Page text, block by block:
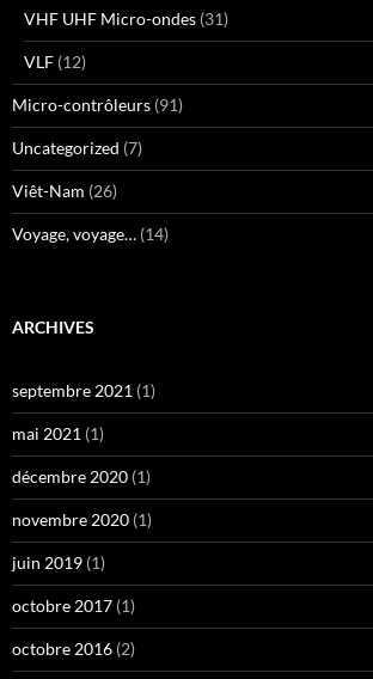
VHF UHF Micro-ondes (31)
VLF (12)
Micro-contrôleurs (91)
Uncategorized (7)
Viêt-Nam (26)
Voyage, voyage… (14)
ARCHIVES
septembre 2021 (1)
mai 2021 (1)
décembre 2020 (1)
novembre 2020 (1)
juin 2019 (1)
octobre 2017 (1)
octobre 2016 (2)